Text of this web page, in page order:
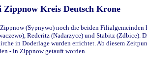
Zippnow Kreis Deutsch Krone
(Sypnywo) noch die beiden
Rederitz (Nadarzyce) und Stabitz
in Doderlage wurden errichtet. Ab diesem
- in Zippnow getauft worden.